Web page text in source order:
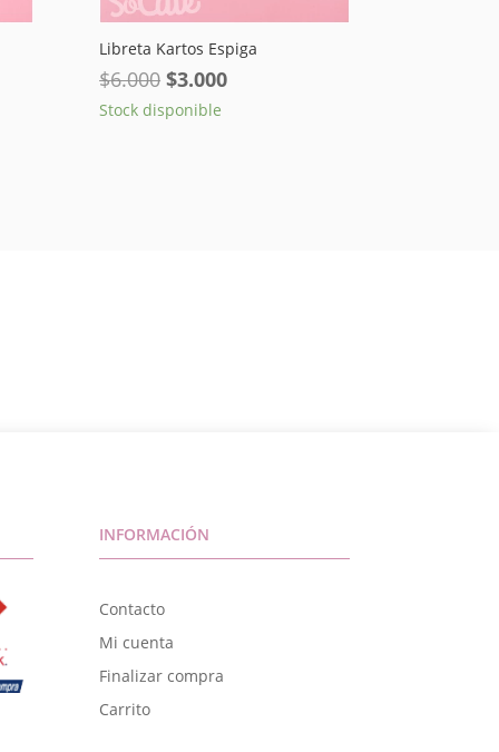
Libreta Kartos Espiga
$6.000 El
precio
$3.000El
Stock disponible
INFORMACIÓN
Contacto
Mi cuenta
Finalizar compra
Carrito